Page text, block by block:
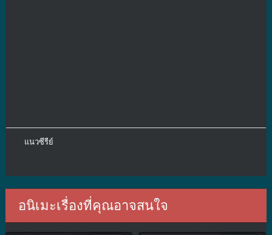
แนวซีรีย์
อนิเมะเรื่องที่คุณอาจสนใจ